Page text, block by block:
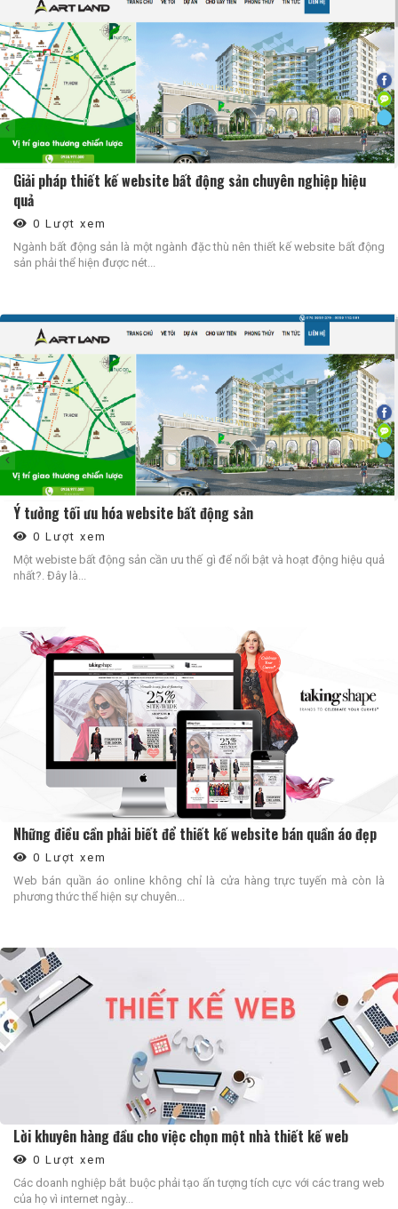
Giải pháp thiết kế website bất động sản chuyên nghiệp hiệu
quả
0 Lượt xem
Ngành bất động sản là một ngành đặc thù nên thiết kế website bất động
sản phải thể hiện được nét...
Ý tưởng tối ưu hóa website bất động sản
0 Lượt xem
Một webiste bất động sản cần ưu thế gì để nổi bật và hoạt động hiệu quả
nhất?. Đây là...
Những điều cần phải biết để thiết kế website bán quần áo đẹp
0 Lượt xem
Web bán quần áo online không chỉ là cửa hàng trực tuyến mà còn là
phương thức thể hiện sự chuyên...
Lời khuyên hàng đầu cho việc chọn một nhà thiết kế web
0 Lượt xem
Các doanh nghiệp bắt buộc phải tạo ấn tượng tích cực với các trang web
của họ vì internet ngày...